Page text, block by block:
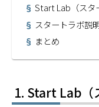
Start Lab（スタ
スタートラボ説
まとめ
Start Lab（